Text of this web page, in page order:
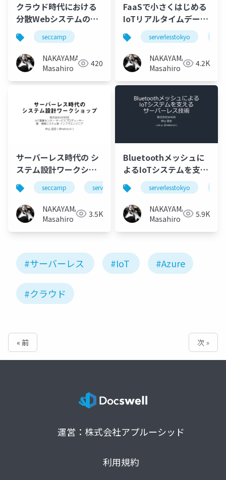
クラウド時代における
分散Webシステムの構
成とスケーリング
#seccamp
seccamp
NAKAYAMA
Masahiro
420
FaaSで小さくはじめる
IoTリアルタイムデータ
処理
#serverlesstokyo
serverlesstokyo
NAKAYAMA
Masahiro
4.2K
サーバーレス時代の シ
ステム設計ワークショ
ップ #seccamp
seccamp serverless
NAKAYAMA
Masahiro
3.5K
Bluetoothメッシュに
よるIoTシステムを支え
るサーバーレス技術
#serverlesstokyo
serverlesstokyo
NAKAYAMA
Masahiro
5.9K
#サーバーレス #IoT #Azure
#クラウド
« 前 次 »
運営：株式会社アプルーシッド
利用規約